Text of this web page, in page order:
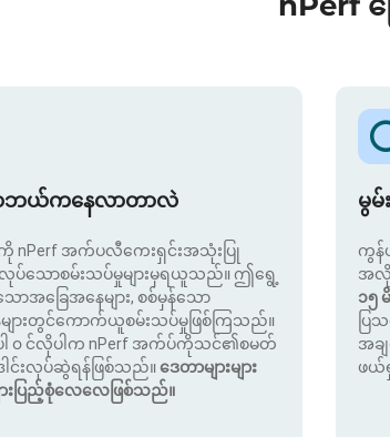
ဘယ်ကနေလာတာလဲ
ကို nPerf အက်ပလီကေးရှင်းအသုံးပြု
လုပ်သောစမ်းသပ်မှုများမှရယူသည်။ ဤရွေ့
ာအခြေအနေများ, စစ်မှန်သော
ျားတွင်ကောက်ယူစမ်းသပ်မှုဖြစ်ကြသည်။
၀ င်လိုပါက nPerf အက်ပ်ကိုသင်၏စမတ်
င်းလုပ်ဆွဲရန်ဖြစ်သည်။ဒေတာများများ
ားပြည့်စုံလေလေဖြစ်သည်။
မွ
ကွန်
အလို
၁၅
ပြ
အခ
ဖယ်